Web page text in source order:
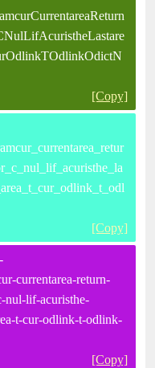
[Copy]
[Copy]
currentarea-return-
nul-lif-acuristhe-
t-cur-odlink-t-odlink-
[Copy]